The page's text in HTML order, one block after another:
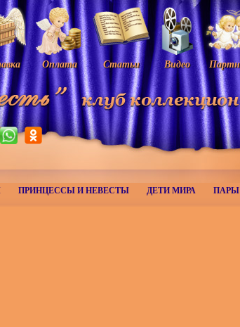
Оплата Статьи Видео
ПРИНЦЕССЫ И НЕВЕСТЫ ДЕТИ МИРА ПАРЫ